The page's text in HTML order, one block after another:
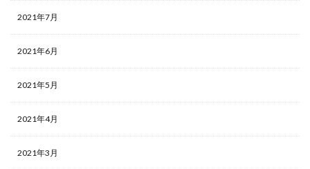
2021年7月
2021年6月
2021年5月
2021年4月
2021年3月